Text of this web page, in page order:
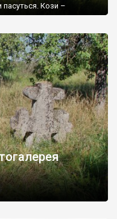
пасуться. Кози –
старих кладовищ,
бо то улюблений
ціла колекція
невелике, […]